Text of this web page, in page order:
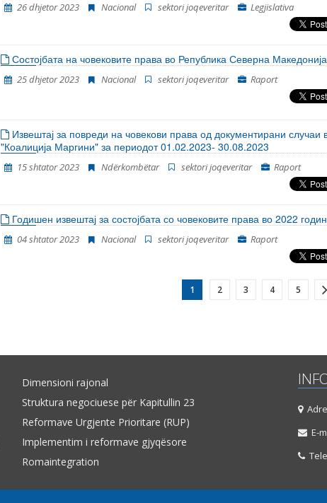
26 dhjetor 2023 Nacional sektori joqeveritar Legjislativa
Состојбата на човековите права во Република Северна Македонија
25 dhjetor 2023 Nacional sektori joqeveritar Raport
Извештај за повреди на човекови права од документирани случаи
"Коалиција Маргини" за периодот 01.02.2023- 30.08.2023
15 shtator 2023 Ndërkombëtar sektori joqeveritar Raport
Годишен извештај за состојбата со човековите права во 2022
04 shtator 2023 Nacional sektori joqeveritar Raport
1 2 3 4 5
Dimensioni rajonal
Struktura negociuese për Kapitullin 23
Reformave Urgjente Prioritare (RUP)
Implementim i reformave gjyqësore
Romaintegration
E-